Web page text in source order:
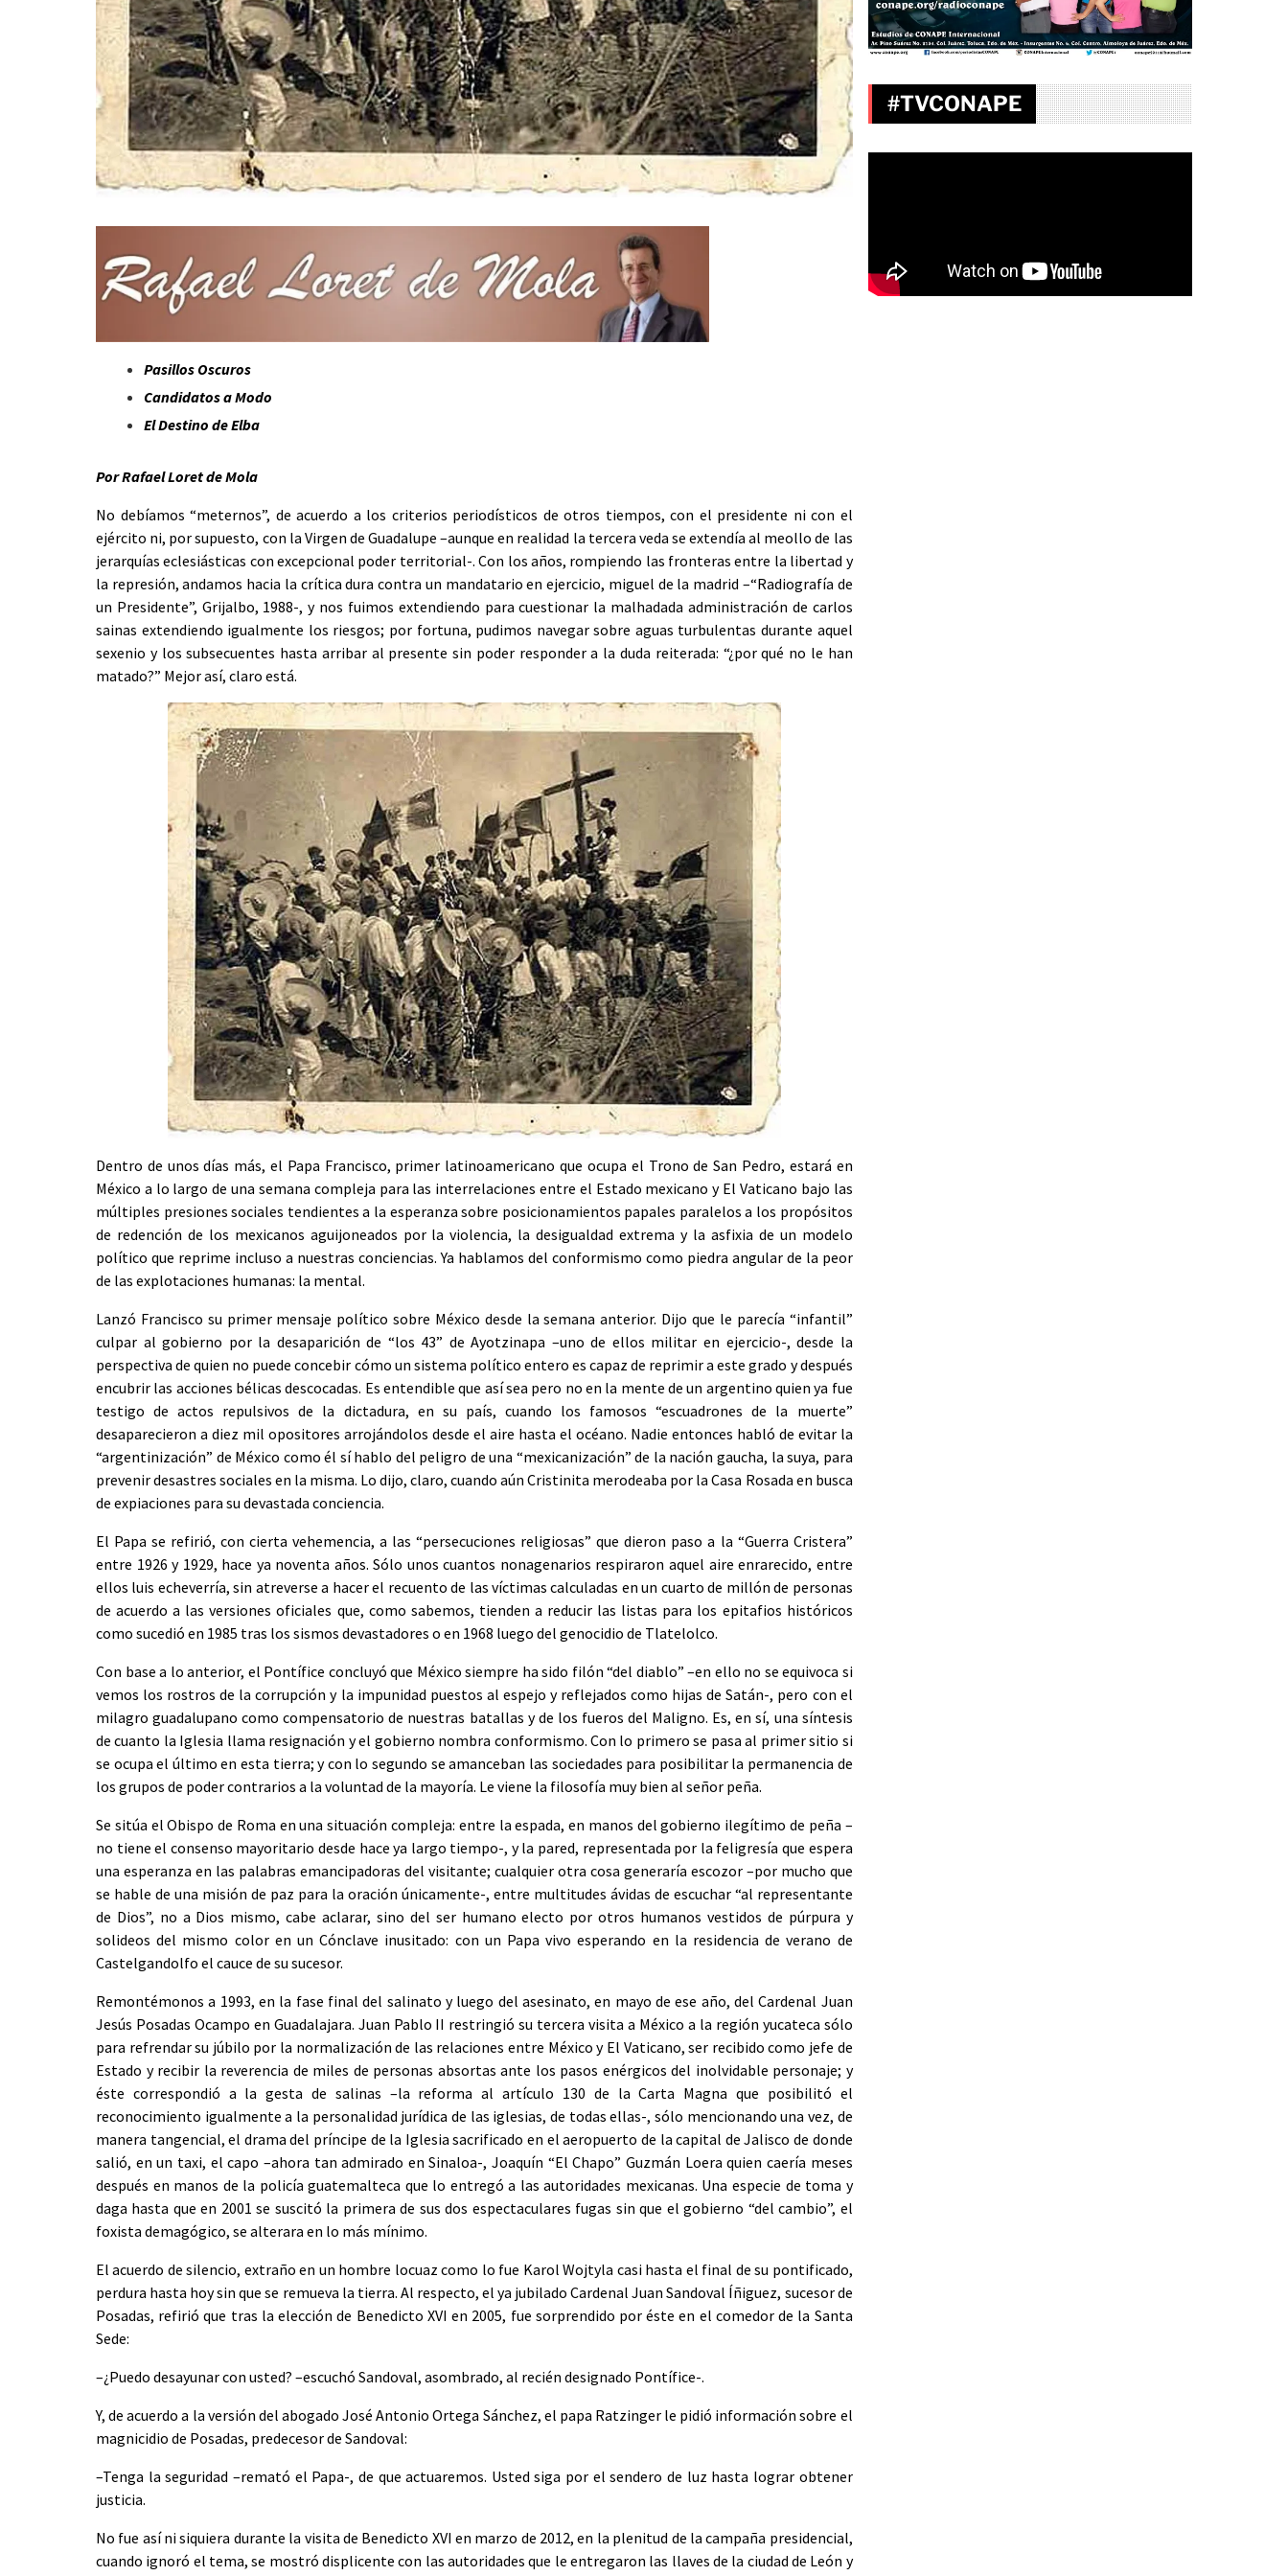
Pasillos Oscuros
Candidatos a Modo
El Destino de Elba
Por Rafael Loret de Mola
No debíamos “meternos”, de acuerdo a los criterios periodísticos de otros tiempos, con el presidente ni con el
ejército ni, por supuesto, con la Virgen de Guadalupe –aunque en realidad la tercera veda se extendía al meollo de las
jerarquías eclesiásticas con excepcional poder territorial-. Con los años, rompiendo las fronteras entre la libertad y
la represión, andamos hacia la crítica dura contra un mandatario en ejercicio, miguel de la madrid –“Radiografía de
un Presidente”, Grijalbo, 1988-, y nos fuimos extendiendo para cuestionar la malhadada administración de carlos
sainas extendiendo igualmente los riesgos; por fortuna, pudimos navegar sobre aguas turbulentas durante aquel
sexenio y los subsecuentes hasta arribar al presente sin poder responder a la duda reiterada: “¿por qué no le han
matado?” Mejor así, claro está.
Dentro de unos días más, el Papa Francisco, primer latinoamericano que ocupa el Trono de San Pedro, estará en
México a lo largo de una semana compleja para las interrelaciones entre el Estado mexicano y El Vaticano bajo las
múltiples presiones sociales tendientes a la esperanza sobre posicionamientos papales paralelos a los propósitos
de redención de los mexicanos aguijoneados por la violencia, la desigualdad extrema y la asfixia de un modelo
político que reprime incluso a nuestras conciencias. Ya hablamos del conformismo como piedra angular de la peor
de las explotaciones humanas: la mental.
Lanzó Francisco su primer mensaje político sobre México desde la semana anterior. Dijo que le parecía “infantil”
culpar al gobierno por la desaparición de “los 43” de Ayotzinapa –uno de ellos militar en ejercicio-, desde la
perspectiva de quien no puede concebir cómo un sistema político entero es capaz de reprimir a este grado y después
encubrir las acciones bélicas descocadas. Es entendible que así sea pero no en la mente de un argentino quien ya fue
testigo de actos repulsivos de la dictadura, en su país, cuando los famosos “escuadrones de la muerte”
desaparecieron a diez mil opositores arrojándolos desde el aire hasta el océano. Nadie entonces habló de evitar la
“argentinización” de México como él sí hablo del peligro de una “mexicanización” de la nación gaucha, la suya, para
prevenir desastres sociales en la misma. Lo dijo, claro, cuando aún Cristinita merodeaba por la Casa Rosada en busca
de expiaciones para su devastada conciencia.
El Papa se refirió, con cierta vehemencia, a las “persecuciones religiosas” que dieron paso a la “Guerra Cristera”
entre 1926 y 1929, hace ya noventa años. Sólo unos cuantos nonagenarios respiraron aquel aire enrarecido, entre
ellos luis echeverría, sin atreverse a hacer el recuento de las víctimas calculadas en un cuarto de millón de personas
de acuerdo a las versiones oficiales que, como sabemos, tienden a reducir las listas para los epitafios históricos
como sucedió en 1985 tras los sismos devastadores o en 1968 luego del genocidio de Tlatelolco.
Con base a lo anterior, el Pontífice concluyó que México siempre ha sido filón “del diablo” –en ello no se equivoca si
vemos los rostros de la corrupción y la impunidad puestos al espejo y reflejados como hijas de Satán-, pero con el
milagro guadalupano como compensatorio de nuestras batallas y de los fueros del Maligno. Es, en sí, una síntesis
de cuanto la Iglesia llama resignación y el gobierno nombra conformismo. Con lo primero se pasa al primer sitio si
se ocupa el último en esta tierra; y con lo segundo se amanceban las sociedades para posibilitar la permanencia de
los grupos de poder contrarios a la voluntad de la mayoría. Le viene la filosofía muy bien al señor peña.
Se sitúa el Obispo de Roma en una situación compleja: entre la espada, en manos del gobierno ilegítimo de peña –
no tiene el consenso mayoritario desde hace ya largo tiempo-, y la pared, representada por la feligresía que espera
una esperanza en las palabras emancipadoras del visitante; cualquier otra cosa generaría escozor –por mucho que
se hable de una misión de paz para la oración únicamente-, entre multitudes ávidas de escuchar “al representante
de Dios”, no a Dios mismo, cabe aclarar, sino del ser humano electo por otros humanos vestidos de púrpura y
solideos del mismo color en un Cónclave inusitado: con un Papa vivo esperando en la residencia de verano de
Castelgandolfo el cauce de su sucesor.
Remontémonos a 1993, en la fase final del salinato y luego del asesinato, en mayo de ese año, del Cardenal Juan
Jesús Posadas Ocampo en Guadalajara. Juan Pablo II restringió su tercera visita a México a la región yucateca sólo
para refrendar su júbilo por la normalización de las relaciones entre México y El Vaticano, ser recibido como jefe de
Estado y recibir la reverencia de miles de personas absortas ante los pasos enérgicos del inolvidable personaje; y
éste correspondió a la gesta de salinas –la reforma al artículo 130 de la Carta Magna que posibilitó el
reconocimiento igualmente a la personalidad jurídica de las iglesias, de todas ellas-, sólo mencionando una vez, de
manera tangencial, el drama del príncipe de la Iglesia sacrificado en el aeropuerto de la capital de Jalisco de donde
salió, en un taxi, el capo –ahora tan admirado en Sinaloa-, Joaquín “El Chapo” Guzmán Loera quien caería meses
después en manos de la policía guatemalteca que lo entregó a las autoridades mexicanas. Una especie de toma y
daga hasta que en 2001 se suscitó la primera de sus dos espectaculares fugas sin que el gobierno “del cambio”, el
foxista demagógico, se alterara en lo más mínimo.
El acuerdo de silencio, extraño en un hombre locuaz como lo fue Karol Wojtyla casi hasta el final de su pontificado,
perdura hasta hoy sin que se remueva la tierra. Al respecto, el ya jubilado Cardenal Juan Sandoval Íñiguez, sucesor de
Posadas, refirió que tras la elección de Benedicto XVI en 2005, fue sorprendido por éste en el comedor de la Santa
Sede:
–¿Puedo desayunar con usted? –escuchó Sandoval, asombrado, al recién designado Pontífice-.
Y, de acuerdo a la versión del abogado José Antonio Ortega Sánchez, el papa Ratzinger le pidió información sobre el
magnicidio de Posadas, predecesor de Sandoval:
–Tenga la seguridad –remató el Papa-, de que actuaremos. Usted siga por el sendero de luz hasta lograr obtener
justicia.
No fue así ni siquiera durante la visita de Benedicto XVI en marzo de 2012, en la plenitud de la campaña presidencial,
cuando ignoró el tema, se mostró displicente con las autoridades que le entregaron las llaves de la ciudad de León y
#TVCONAPE